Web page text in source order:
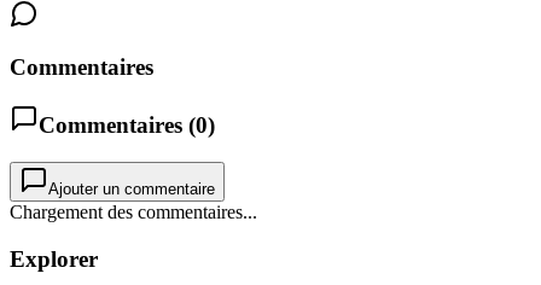
Commentaires
Commentaires (0)
Ajouter un commentaire
Chargement des commentaires...
Explorer